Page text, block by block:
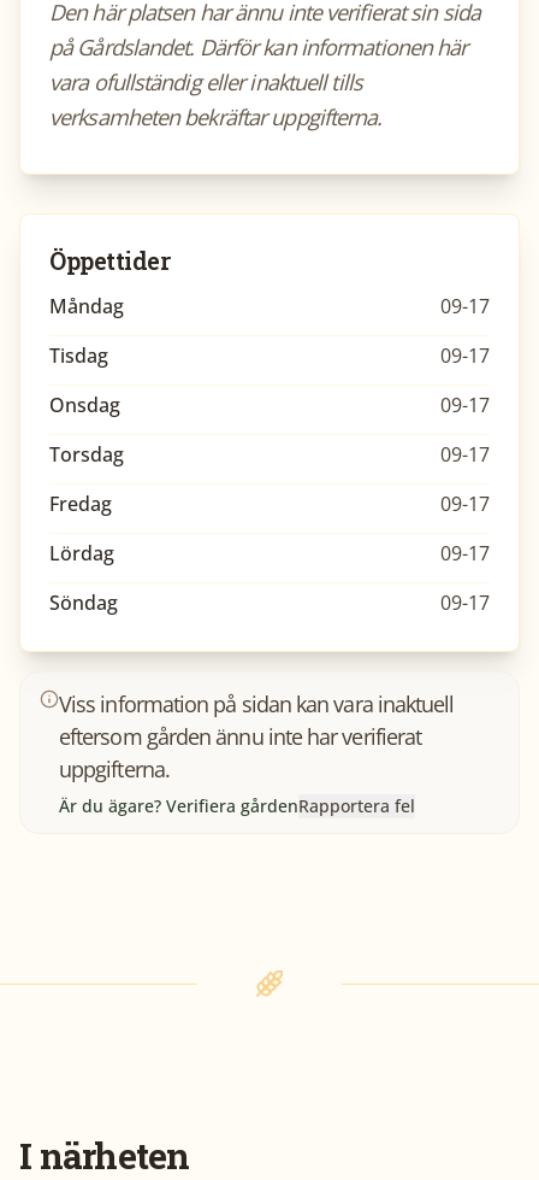
Den här platsen har ännu inte verifierat sin sida
på Gårdslandet. Därför kan informationen här
vara ofullständig eller inaktuell tills
verksamheten bekräftar uppgifterna.
Öppettider
Måndag
09-17
Tisdag
09-17
Onsdag
09-17
Torsdag
09-17
Fredag
09-17
Lördag
09-17
Söndag
09-17
Viss information på sidan kan vara inaktuell
eftersom gården ännu inte har verifierat
uppgifterna.
Är du ägare? Verifiera gårdenRapportera fel
I närheten